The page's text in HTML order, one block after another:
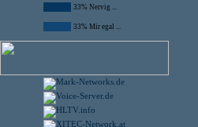
33% Nervig ...
33% Mir egal ...